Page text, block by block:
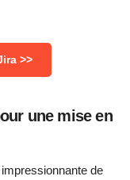
>>
une mise en
de